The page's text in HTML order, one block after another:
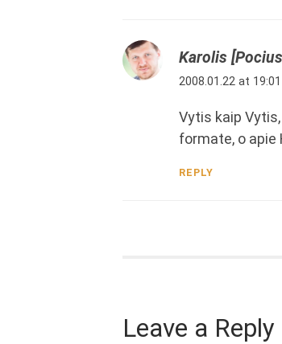
Karolis
2008.01.22 at 19:01
Vytis kaip
formate, o apie
REPLY
Leave a Reply